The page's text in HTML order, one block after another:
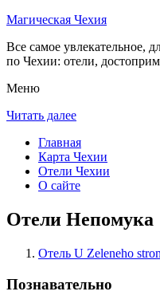
Магическая Чехия
Все самое увлекательное,
по Чехии: отели,
Меню
Читать далее
Главная
Карта Чехии
Отели Чехии
О сайте
Отели Непомука
Отель U Zeleneho
Познавательно